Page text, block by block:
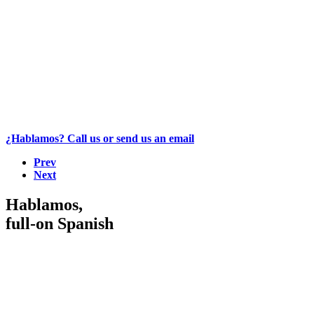
¿Hablamos? Call us or send us an email
Prev
Next
Hablamos,
full-on Spanish